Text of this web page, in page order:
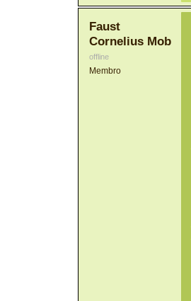
Faust
Cornelius Mob
offline
Membro